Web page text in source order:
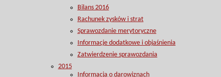
Bilans 2016
Rachunek zysków i strat
Sprawozdanie merytoryczne
Informacje dodatkowe i objaśnienia
Zatwierdzenie sprawozdania
2015
Informacja o darowiznach